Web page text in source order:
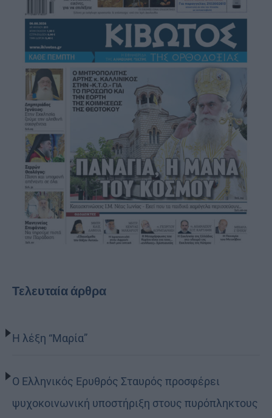
Τελευταία άρθρα
Η λέξη “Μαρία”
Ο Ελληνικός Ερυθρός Σταυρός προσφέρει
ψυχοκοινωνική υποστήριξη στους πυρόπληκτους